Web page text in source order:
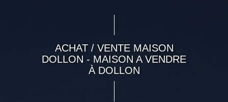
ACHAT / VENTE MAISON
DOLLON - MAISON A VENDRE
À DOLLON